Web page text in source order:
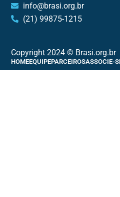
info@brasi.org.br
(21) 99875-1215
Copyright 2024 © Brasi.org.br
HOMEEQUIPEPARCEIROSASSOCIE-